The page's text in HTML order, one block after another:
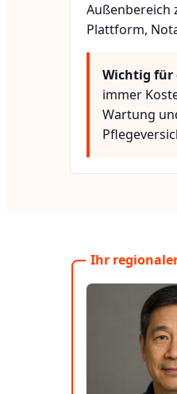
Außenbereich
Plattform,
Wichtig für
immer
Wartung
Ihr